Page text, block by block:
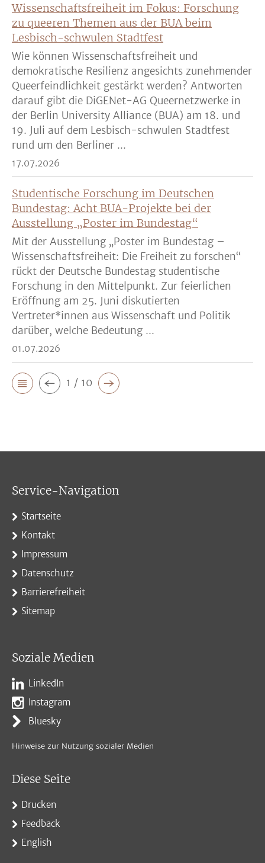
Wissenschaftsfreiheit im Fokus: Forschung
zu queeren Themen aus der BUA beim
Lesbisch-schwulen Stadtfest
Wie können Wissenschaftsfreiheit und
demokratische Resilienz angesichts zunehmender
Queerfeindlichkeit gestärkt werden? Antworten
darauf gibt die DiGENet-AG Queernetzwerke in
der Berlin University Alliance (BUA) am 18. und
19. Juli auf dem Lesbisch-schwulen Stadtfest
rund um den Berliner ...
17.07.2026
Studentische Forschung im Deutschen
Bundestag: Acht BUA-Projekte bei der
Ausstellung „Poster im Bundestag“
Mit der Ausstellung „Poster im Bundestag –
Wissenschaftsfreiheit: Die Freiheit zu forschen“
rückt der Deutsche Bundestag studentische
Forschung in den Mittelpunkt. Zur feierlichen
Eröffnung am 25. Juni diskutierten
Vertreter*innen aus Wissenschaft und Politik
darüber, welche Bedeutung ...
01.07.2026
1 / 10
Service-Navigation
Startseite
Kontakt
Impressum
Datenschutz
Barrierefreiheit
Sitemap
Soziale Medien
LinkedIn
Instagram
Bluesky
Hinweise zur Nutzung sozialer Medien
Diese Seite
Drucken
Feedback
English